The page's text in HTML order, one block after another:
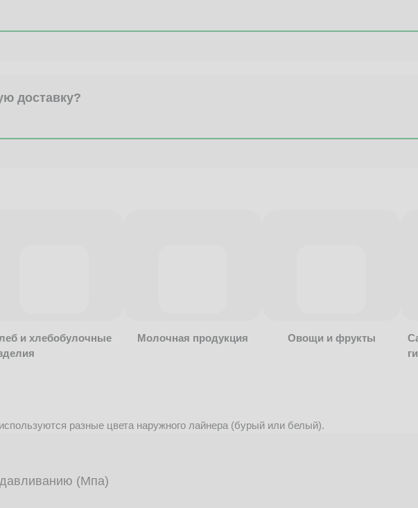
доставку?
и хлебобулочные
Молочная продукция Овощи и фрукты
разные цвета наружного лайнера (бурый или белый).
(Мпа)